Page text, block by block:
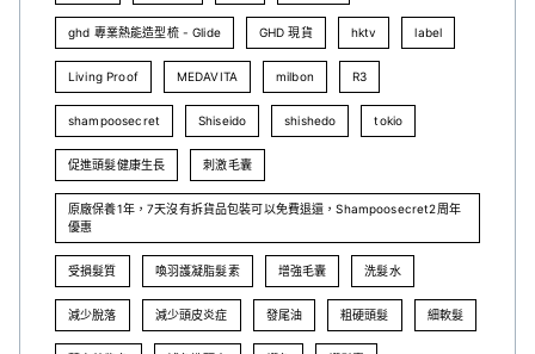
ghd 專業熱能造型梳 - Glide GHD 現貨 hktv label
Living Proof MEDAVITA milbon R3
shampoosecret Shiseido shishedo tokio
促進頭髮健康生長 刺激毛囊
原廠保養1年，7天沒有拆貨品包裝可以免費退還，Shampoosecret2周年
優惠
受損髮質 喚羽護凝脂髮素 增強毛囊 洗髮水
減少脫落 減少頭皮炎症 發尾油 粗硬頭髮 細軟髮